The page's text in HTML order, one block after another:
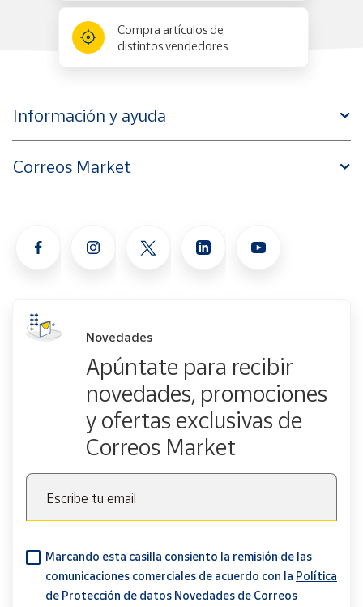
Compra artículos de
distintos vendedores
Información y ayuda
Correos Market
Novedades
Apúntate para recibir
novedades, promociones
y ofertas exclusivas de
Correos Market
Escribe tu email
Marcando esta casilla consiento la remisión de las
comunicaciones comerciales de acuerdo con la Política
de Protección de datos Novedades de Correos